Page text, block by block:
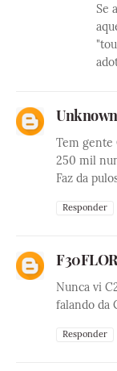
Se
Unknown
Tem gente
250 mil
Faz da
Responder
Nunca vi
falando da
Responder